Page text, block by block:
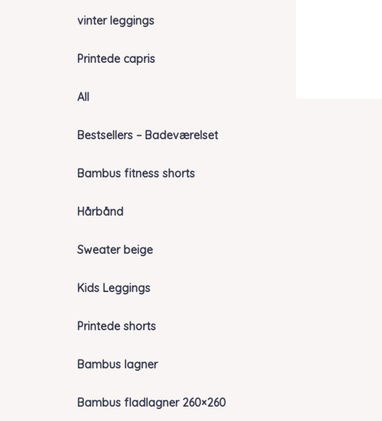
vinter leggings
Printede capris
All
Bestsellers – Badeværelset
Bambus fitness shorts
Hårbånd
Sweater beige
Kids Leggings
Printede shorts
Bambus lagner
Bambus fladlagner 260×260